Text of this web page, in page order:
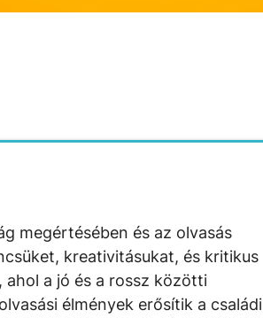
megértésében és az olvasás
kreativitásukat, és kritikus
a jó és a rossz közötti
élmények erősítik a családi